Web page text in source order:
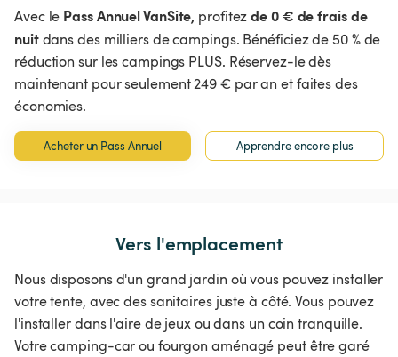
Avec le Pass Annuel VanSite, profitezde 0 € de frais de
nuitdans des milliers de campings. Bénéficiez de 50 % de
réduction sur les campings PLUS. Réservez-le dès
maintenant pour seulement 249 € par an et faites des
économies.
Acheter un Pass Annuel Apprendre encore plus
Vers l'emplacement
Nous disposons d'un grand jardin où vous pouvez installer
votre tente, avec des sanitaires juste à côté. Vous pouvez
l'installer dans l'aire de jeux ou dans un coin tranquille.
Votre camping-car ou fourgon aménagé peut être garé